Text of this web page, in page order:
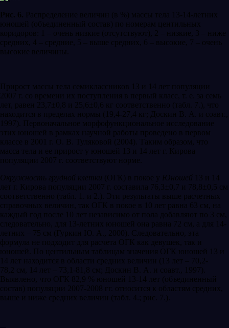
Рис. 6. Распределение величин (в %) массы тела 13-14-летних
юношей (объединенный состав) по номерам центильных
коридоров: 1 – очень низкие (отсутствуют), 2 – низкие, 3 – ниже
средних, 4 – средние, 5 – выше средних, 6 – высокие, 7 – очень
высокие величины.
Прирост массы тела семиклассников 13 и 14 лет популяции
2007 г. со времени их поступления в первый класс, т. е. за семь
лет, равен 23,7±0,8 и 25,6±0,6 кг соответственно (табл. 7.), что
находится в пределах нормы (19,4-27,4 кг; Доскин В. А. и соавт.,
1997). Первоначальное морфофункциональное исследование
этих юношей в рамках научной работы проведено в первом
классе в 2001 г. О. В. Туляковой (2004). Таким образом, что
масса тела и ее прирост у юношей 13 и 14 лет г. Кирова
популяции 2007 г. соответствуют норме.
Окружность грудной клетки (ОГК) в покое у Юношей 13 и 14
лет г. Кирова популяции 2007 г. составила 76,3±0,7 и 78,8±0,5 см
соответственно (табл. 1. и 2.). Эти результаты выше расчетных
справочных величин, так ОГК в покое в 10 лет равна 63 см, на
каждый год после 10 лет независимо от пола добавляют по 3 см,
следовательно, для 13-летних юношей она равна 72 см, а для 14-
летних – 75 см (Гуркин Ю. А., 2000). Следовательно, эта
формула не подходит для расчета ОГК как девушек, так и
юношей. По центильным таблицам значения ОГК юношей 13 и
14 лет находится в области средних величин (13 лет – 70,2-
78,2 см, 14 лет – 73,1-81,8 см; Доскин В. А. и соавт., 1997).
Выявлено, что ОГК 82,9 % юношей 13-14 лет (объединенный
состав) популяции 2007-2008 гг. относится к областям средних,
выше и ниже средних величин (табл. 4.; рис. 7.).